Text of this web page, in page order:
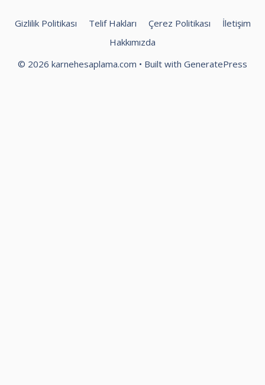
Gizlilik Politikası Telif Hakları Çerez Politikası
İletişim
Hakkımızda
© 2026 karnehesaplama.com • Built with GeneratePress